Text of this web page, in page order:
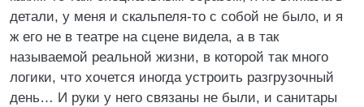
детали, у меня и скальпеля-то с собой не было, и я
ж его не в театре на сцене видела, а в так
называемой реальной жизни, в которой так много
логики, что хочется иногда устроить разгрузочный
день… И руки у него связаны не были, и санитары